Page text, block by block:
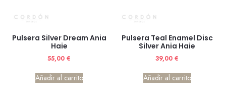
Pulsera Silver Dream Ania
Haie
55,00 €
Añadir al carrito
Pulsera Teal Enamel Disc
Silver Ania Haie
39,00 €
Añadir al carrito